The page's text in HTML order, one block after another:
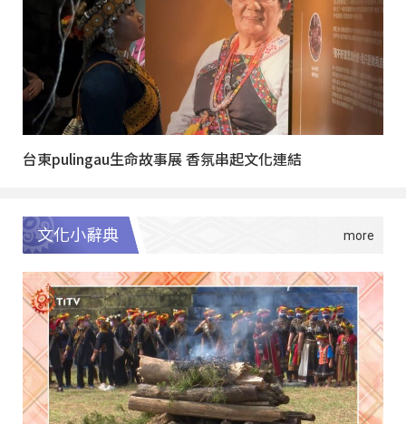
台東pulingau生命故事展 香氛串起文化連結
文化小辭典